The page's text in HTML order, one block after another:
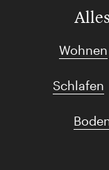
Wohnen
Schlafen